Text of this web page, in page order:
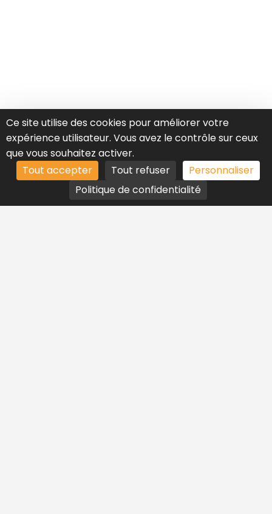
Ce site utilise des cookies pour améliorer votre
expérience utilisateur. Vous avez le contrôle sur ceux
que vous souhaitez activer.
Tout accepter
Tout refuser
Personnaliser
Politique de confidentialité